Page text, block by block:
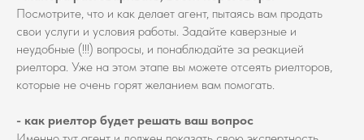
Посмотрите, что и как делает агент, пытаясь вам продать
свои услуги и условия работы. Задайте каверзные и
неудобные (!!!) вопросы, и понаблюдайте за реакцией
риелтора. Уже на этом этапе вы можете отсеять риелторов,
которые не очень горят желанием вам помогать.
- как риелтор будет решать ваш вопрос